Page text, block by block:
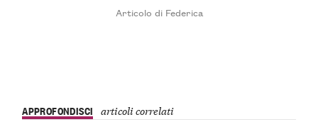
Articolo di Federica
APPROFONDISCI articoli correlati